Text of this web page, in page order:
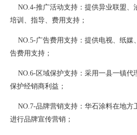
NO.4-推广活动支持：提供异业联盟、
培训、指导、费用支持；
NO.5-广告费用支持：提供电视、纸媒
告费用支持；
NO.6-区域保护支持：采用一县一镇代
保护经销商利益；
NO.7-品牌营销支持：华石涂料在地方
进行品牌宣传营销；